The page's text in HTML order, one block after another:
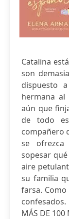
Catalina
son
dispuesto
hermana
aún que
de todo
compañero
se
sopesar
aire
su familia
farsa.
MÁS DE 100